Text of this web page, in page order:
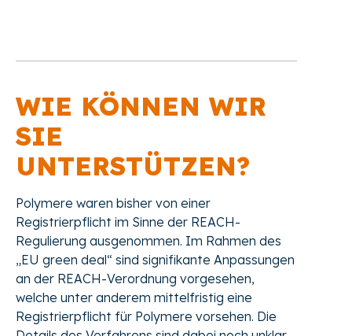
WIE KÖNNEN WIR
SIE
UNTERSTÜTZEN?
Polymere waren bisher von einer
Registrierpflicht im Sinne der REACH-
Regulierung ausgenommen. Im Rahmen des
„EU green deal“ sind signifikante Anpassungen
an der REACH-Verordnung vorgesehen,
welche unter anderem mittelfristig eine
Registrierpflicht für Polymere vorsehen. Die